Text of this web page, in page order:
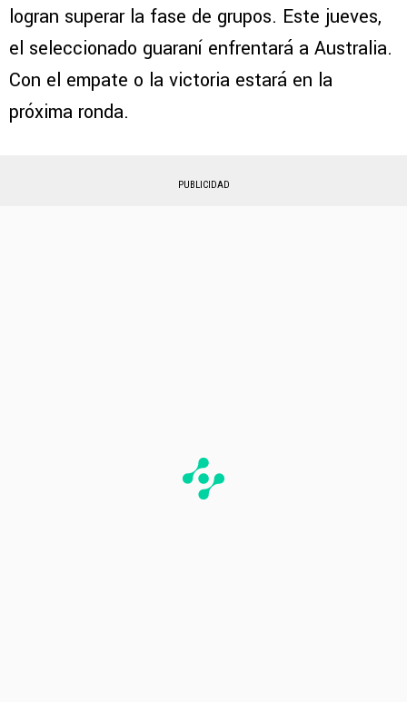
logran superar la fase de grupos. Este jueves,
el seleccionado guaraní enfrentará a Australia.
Con el empate o la victoria estará en la
próxima ronda.
PUBLICIDAD